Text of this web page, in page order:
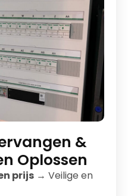
&
Oplossen
prijs → Veilige en